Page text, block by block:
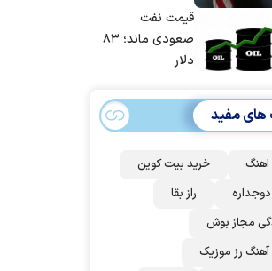
حسابی می‌کوبیم |
برای بزرگ‌ترین
حمله آماده بودیم
است، درست
است؟
قیمت نفت
صعودی ماند؛ ۸۳
دلار
های مفید
اهنگ
خرید بیت کوین
راز بقا
مجاز بوش
آهنگ رز‌ موزیک